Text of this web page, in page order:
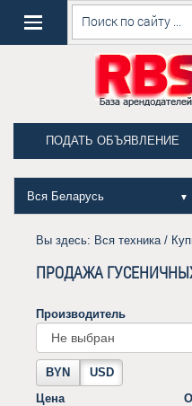
ПОДАТЬ ОБЪЯВЛЕНИЕ
Вся Беларусь ▼
Вы здесь: Вся техника/
ПРОДАЖА
Производитель
BYN
USD
Цена